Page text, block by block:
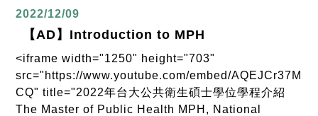
2022/12/09
【AD】Introduction to MPH
<iframe width="1250" height="703"
src="https://www.youtube.com/embed/AQEJCr37M
CQ" title="2022年台大公共衛生碩士學位學程介紹
The Master of Public Health MPH, National